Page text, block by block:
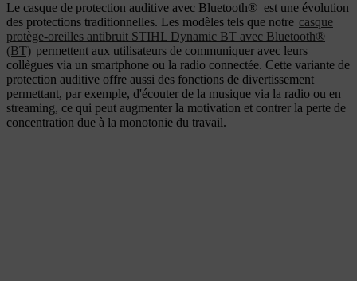
Le casque de protection auditive avec Bluetooth® est une évolution
des protections traditionnelles. Les modèles tels que notre casque
protège-oreilles antibruit STIHL Dynamic BT avec Bluetooth®
(BT) permettent aux utilisateurs de communiquer avec leurs
collègues via un smartphone ou la radio connectée. Cette variante de
protection auditive offre aussi des fonctions de divertissement
permettant, par exemple, d'écouter de la musique via la radio ou en
streaming, ce qui peut augmenter la motivation et contrer la perte de
concentration due à la monotonie du travail.